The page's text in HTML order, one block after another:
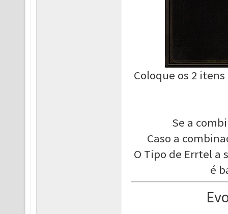
Coloque os 2
Se a
Caso a
O Tipo de Errtel a
é